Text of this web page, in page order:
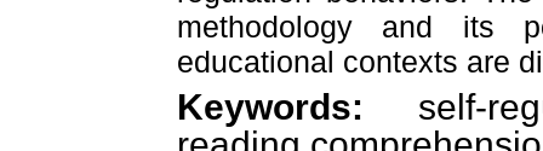
methodology and its
educational contexts are
Keywords: self-